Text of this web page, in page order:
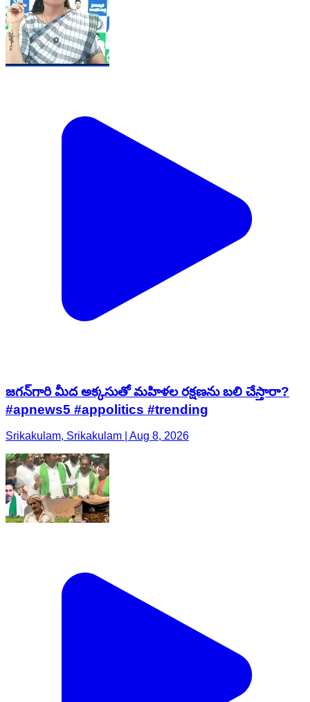
జగన్‌గారి మీద అక్కసుతో మహిళల రక్షణను బలి చేస్తారా?
#apnews5 #appolitics #trending
Srikakulam, Srikakulam | Aug 8, 2026